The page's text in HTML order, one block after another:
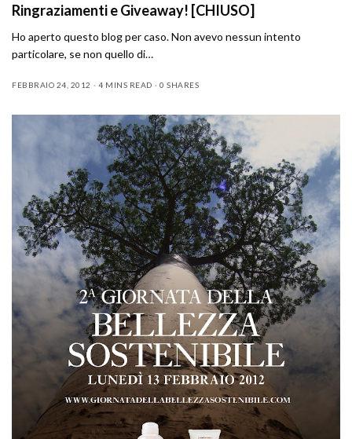
Ringraziamenti e Giveaway! [CHIUSO]
Ho aperto questo blog per caso. Non avevo nessun intento
particolare, se non quello di…
FEBBRAIO 24, 2012 4 MINS READ 0 SHARES